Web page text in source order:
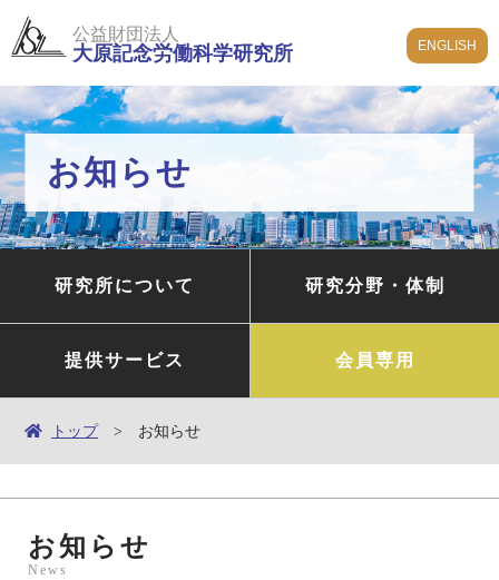
公益財団法人
大原記念労働科学研究所 ENGLISH
お知らせ
研究所について 研究分野・体制
提供サービス 会員専用
トップ お知らせ
お知らせ
News